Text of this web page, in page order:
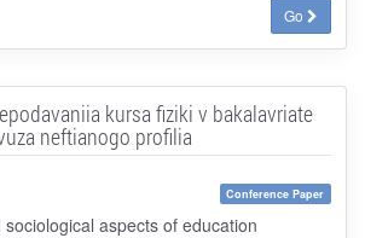
Go
kursa fiziki v bakalavriate
neftianogo profilia
Conference Paper
aspects of education